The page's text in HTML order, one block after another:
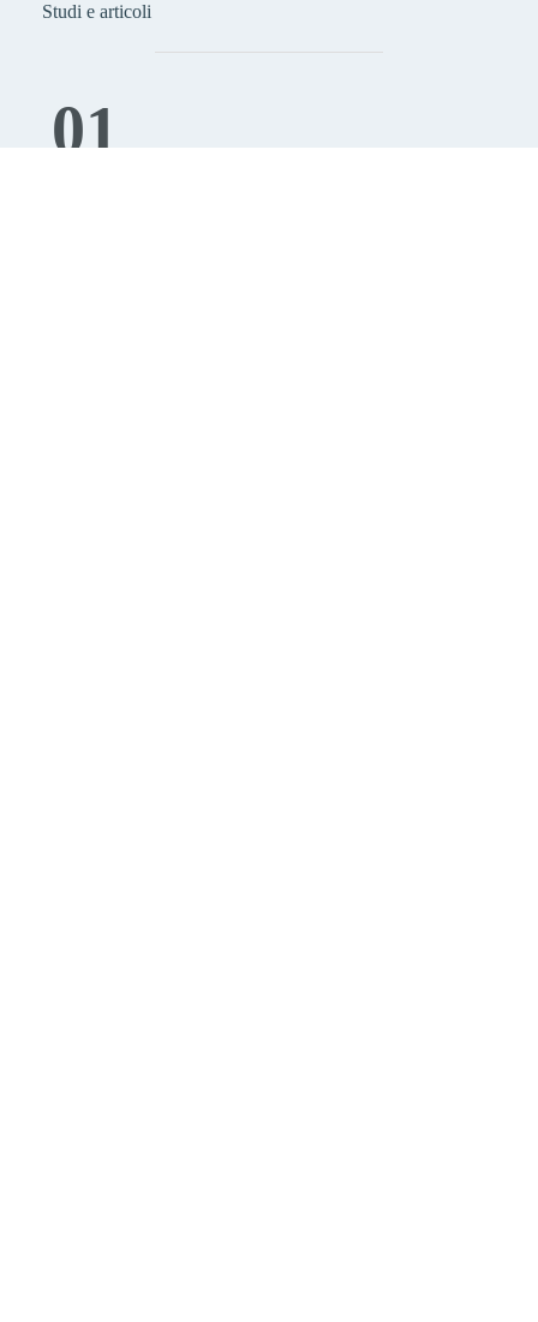
Studi e articoli
01